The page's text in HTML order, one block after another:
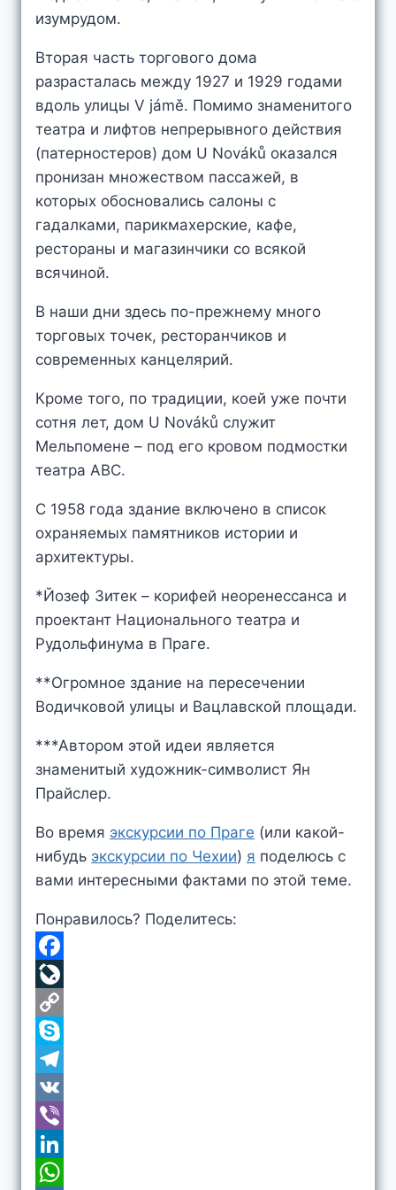
изумрудом.
Вторая часть торгового дома
разрасталась между 1927 и 1929 годами
вдоль улицы V jámě. Помимо знаменитого
театра и лифтов непрерывного действия
(патерностеров) дом U Nováků оказался
пронизан множеством пассажей, в
которых обосновались салоны с
гадалками, парикмахерские, кафе,
рестораны и магазинчики со всякой
всячиной.
В наши дни здесь по-прежнему много
торговых точек, ресторанчиков и
современных канцелярий.
Кроме того, по традиции, коей уже почти
сотня лет, дом U Nováků служит
Мельпомене – под его кровом подмостки
театра ABC.
С 1958 года здание включено в список
охраняемых памятников истории и
архитектуры.
*Йозеф Зитек – корифей неоренессанса и
проектант Национального театра и
Рудольфинума в Праге.
**Огромное здание на пересечении
Водичковой улицы и Вацлавской площади.
***Автором этой идеи является
знаменитый художник-символист Ян
Прайслер.
Во время экскурсии по Праге (или какой-
нибудь экскурсии по Чехии) я поделюсь с
вами интересными фактами по этой теме.
Понравилось? Поделитесь:
F
a
c
e
b
o
o
k
L
v
e
J
o
u
C
o
p
y
L
S
k
y
p
e
T
e
e
V
K
V
L